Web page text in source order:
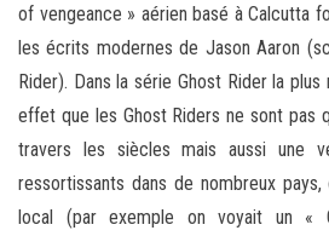
of vengeance » aérien basé à Calcutta
les écrits modernes de Jason Aaron
Rider). Dans la série Ghost Rider la
effet que les Ghost Riders ne sont pas
travers les siècles mais aussi une
ressortissants dans de nombreux pays,
local (par exemple on voyait un «